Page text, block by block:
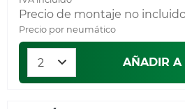
Precio de montaje no
Precio por neumático
AÑADIR A